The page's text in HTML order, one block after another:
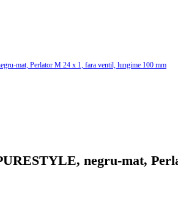
mat, Perlator M 24 x 1, fara ventil, lungime 100 mm
negru-mat,